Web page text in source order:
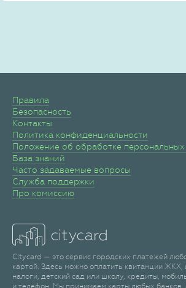
Правила
Безопасность
Контакты
Политика конфиденциальности
Положение об обработке
База знаний
Часто задаваемые вопросы
Служба поддержки
Про комиссию
Citycard — это сервис городских платежей
картой. Здесь можно оплатить квитанции
налоги, детский сад или школу, кредиты,
и телефон. Мы принимаем карты любых